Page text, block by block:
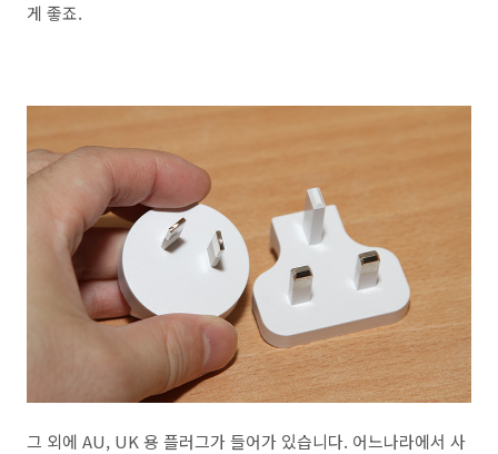
게 좋죠.
그 외에 AU, UK 용 플러그가 들어가 있습니다. 어느나라에서 사